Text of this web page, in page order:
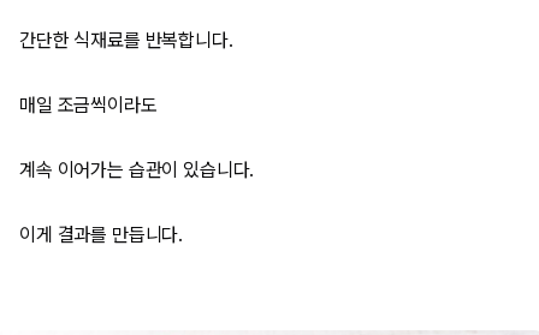
간단한 식재료를 반복합니다.
매일 조금씩이라도
계속 이어가는 습관이 있습니다.
이게 결과를 만듭니다.